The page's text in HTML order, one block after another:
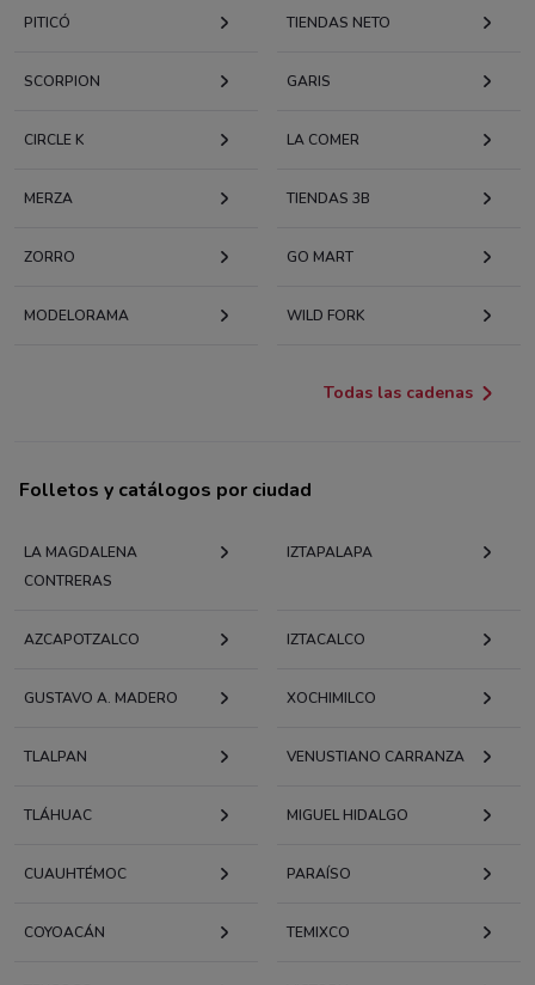
PITICÓ TIENDAS NETO
SCORPION GARIS
CIRCLE K LA COMER
MERZA TIENDAS 3B
ZORRO GO MART
MODELORAMA WILD FORK
Todas las cadenas
Folletos y catálogos por ciudad
LA MAGDALENA
CONTRERAS
IZTAPALAPA
AZCAPOTZALCO IZTACALCO
GUSTAVO A. MADERO XOCHIMILCO
TLALPAN VENUSTIANO CARRANZA
TLÁHUAC MIGUEL HIDALGO
CUAUHTÉMOC PARAÍSO
COYOACÁN TEMIXCO